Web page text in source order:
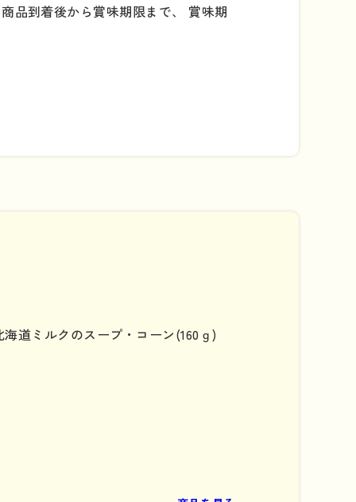
品到着後から賞味期限まで、 賞味期
海道ミルクのスープ・コーン(160ｇ)